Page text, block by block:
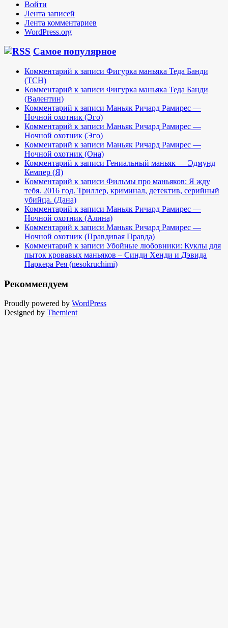
Войти
Лента записей
Лента комментариев
WordPress.org
Самое популярное
Комментарий к записи Фигурка маньяка Теда Банди
(TCH)
Комментарий к записи Фигурка маньяка Теда Банди
(Валентин)
Комментарий к записи Маньяк Ричард Рамирес —
Ночной охотник (Эго)
Комментарий к записи Маньяк Ричард Рамирес —
Ночной охотник (Эго)
Комментарий к записи Маньяк Ричард Рамирес —
Ночной охотник (Она)
Комментарий к записи Гениальный маньяк — Эдмунд
Кемпер (Я)
Комментарий к записи Фильмы про маньяков: Я жду
тебя. 2016 год. Триллер, криминал, детектив, серийный
убийца. (Дана)
Комментарий к записи Маньяк Ричард Рамирес —
Ночной охотник (Алина)
Комментарий к записи Маньяк Ричард Рамирес —
Ночной охотник (Правдивая Правда)
Комментарий к записи Убойные любовники: Куклы для
пыток кровавых маньяков – Синди Хенди и Дэвида
Паркера Рея (nesokruchimi)
Рекоммендуем
Proudly powered by WordPress
Designed by Themient